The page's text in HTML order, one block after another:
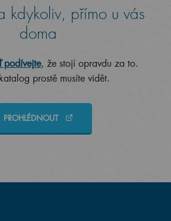
kdykoliv, přímo u vás
doma
podívejte, že stojí opravdu za to.
prostě musíte vidět.
PROHLÉDNOUT